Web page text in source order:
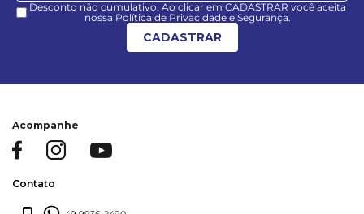
Desconto não cumulativo. Ao clicar em CADASTRAR você aceita
nossa Política de Privacidade e Segurança.
CADASTRAR
Acompanhe
Contato